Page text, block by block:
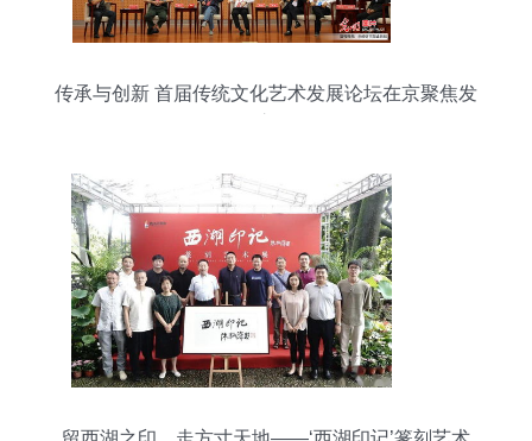
传承与创新 首届传统文化艺术发展论坛在京聚焦发